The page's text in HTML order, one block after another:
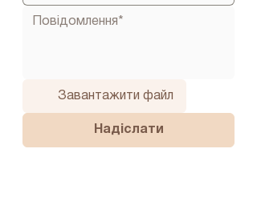
Завантажити файл
Надіслати